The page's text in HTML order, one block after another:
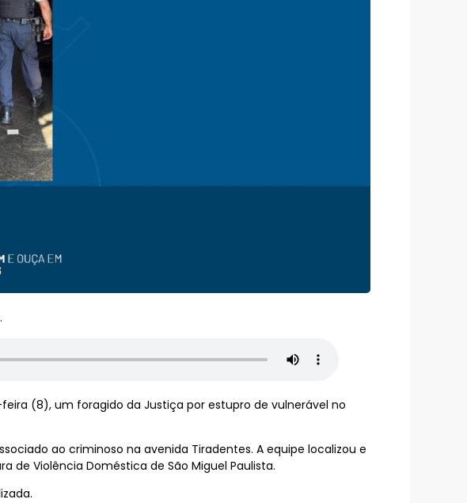
(8), um foragido da Justiça por estupro de vulnerável no
ao criminoso na avenida Tiradentes. A equipe localizou e
de Violência Doméstica de São Miguel Paulista.